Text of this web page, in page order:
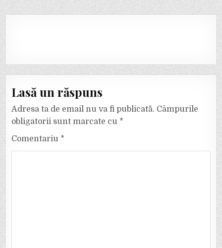
Lasă un răspuns
Adresa ta de email nu va fi publicată. Câmpurile
obligatorii sunt marcate cu *
Comentariu *